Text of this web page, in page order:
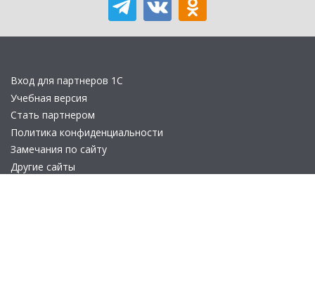
Вход для партнеров 1С
Учебная версия
Стать партнером
Политика конфиденциальности
Замечания по сайту
Другие сайты